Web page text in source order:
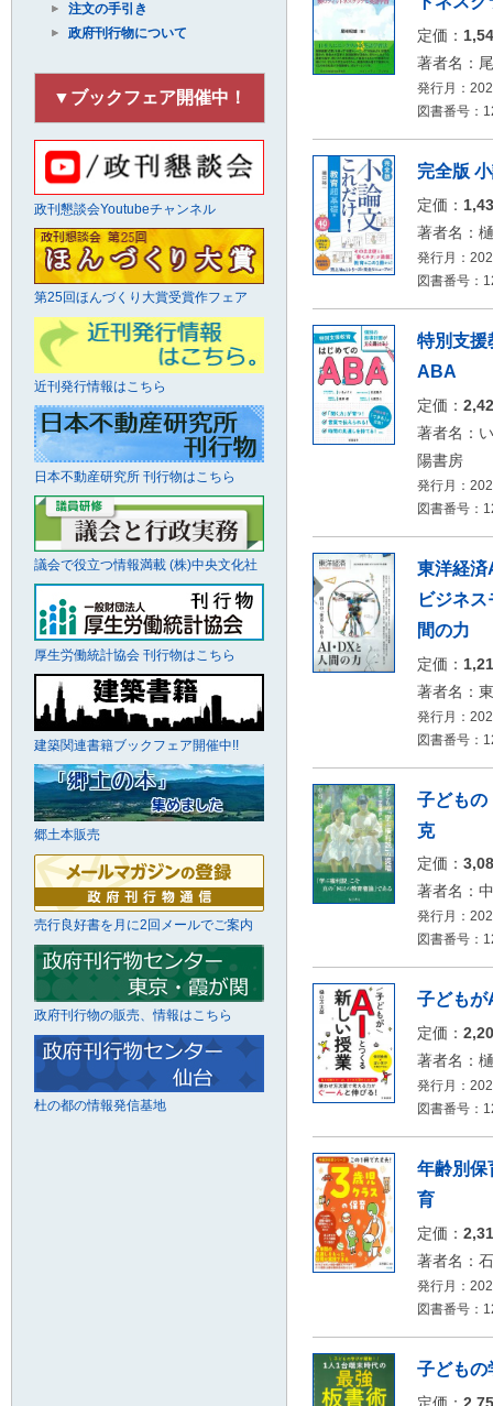
定価：
著者名：
発行月：
図書番号：
完全版
定価：
著者名：
発行月：
図書番号：
特別支援
ABA
定価：
著者名：
陽書房
発行月：
図書番号：
東洋経済
ビジネ
間の力
定価：
著者名：
発行月：
図書番号：
子どもの
克
定価：
著者名：
発行月：
図書番号：
子どもが
定価：
著者名：
発行月：
図書番号：
年齢別保
育
定価：
著者名：
発行月：
図書番号：
子どもの
定価：
注文の手引き
政府刊行物について
▼ブックフェア開催中！
政刊懇談会Youtubeチャンネル
第25回ほんづくり大賞受賞作フェア
近刊発行情報はこちら
日本不動産研究所 刊行物はこちら
議会で役立つ情報満載 (株)中央文化社
厚生労働統計協会 刊行物はこちら
建築関連書籍ブックフェア開催中!!
郷土本販売
売行良好書を月に2回メールでご案内
政府刊行物の販売、情報はこちら
杜の都の情報発信基地